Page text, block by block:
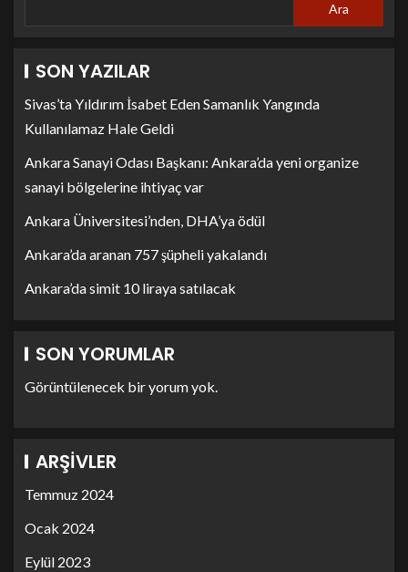
Ara
SON YAZILAR
Sivas’ta Yıldırım İsabet Eden Samanlık Yangında
Kullanılamaz Hale Geldi
Ankara Sanayi Odası Başkanı: Ankara’da yeni organize
sanayi bölgelerine ihtiyaç var
Ankara Üniversitesi’nden, DHA’ya ödül
Ankara’da aranan 757 şüpheli yakalandı
Ankara’da simit 10 liraya satılacak
SON YORUMLAR
Görüntülenecek bir yorum yok.
ARŞIVLER
Temmuz 2024
Ocak 2024
Eylül 2023